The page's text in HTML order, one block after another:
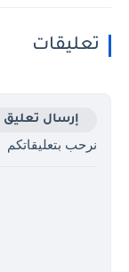
تعليقات
إرسال تعليق
نرحب بتعليقاتكم